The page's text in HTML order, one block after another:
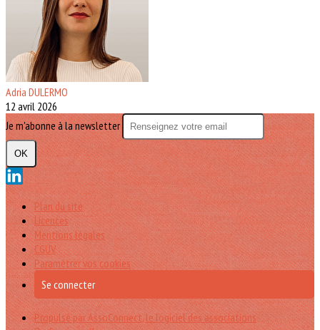
Adria DULERMO
12 avril 2026
Je m'abonne à la newsletter
OK
Plan du site
Licences
Mentions légales
CGUV
Paramétrer vos cookies
Se connecter
Propulsé par AssoConnect, le logiciel des associations